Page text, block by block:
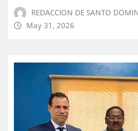
REDACCION DE SANTO
May 31, 2026